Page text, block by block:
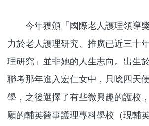
今年獲頒「國際老人護理領導
力於老人護理研究、推廣已近三十
理研究」並非她的人生志向。出生
聯考那年進入宏仁女中，只唸四天
學，之後選擇了有些微興趣的護校
願的輔英醫事護理專科學校（現輔